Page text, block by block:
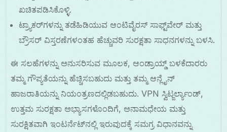
ಖಚಿತಪಡಿಸಿಕೊಳ್ಳಿ.
ಟ್ರ್ಯಾಕರ್‌ಗಳನ್ನು ತಡೆಹಿಡಿಯುವ ಆಂಟಿವೈರಸ್ ಸಾಫ್ಟ್‌ವೇರ್ ಮತ್ತು
ಬ್ರೌಸರ್ ವಿಸ್ತರಣೆಗಳಂತಹ ಹೆಚ್ಚುವರಿ ಸುರಕ್ಷತಾ ಸಾಧನಗಳನ್ನು ಬಳಸಿ.
ಈ ಸಲಹೆಗಳನ್ನು ಅನುಸರಿಸುವ ಮೂಲಕ, ಆಂಡ್ರಾಯ್ಡ್ ಬಳಕೆದಾರರು
ತಮ್ಮ ಗೌಪ್ಯತೆಯನ್ನು ಹೆಚ್ಚಿಸಬಹುದು ಮತ್ತು ತಮ್ಮ ಆನ್ಲೈನ್
ಹಾಜರಾತಿಯನ್ನು ನಿಯಂತ್ರಣದಲ್ಲಿಡಬಹುದು. VPN ಸ್ವಿಟ್ಜರ್ಲ್ಯಾಂಡ್,
ಉತ್ತಮ ಸುರಕ್ಷತಾ ಅಭ್ಯಾಸಗಳೊಂದಿಗೆ, ಅನಾಮಧೇಯ ಮತ್ತು
ಸುರಕ್ಷಿತವಾಗಿ ಇಂಟರ್ನೆಟ್‌ನಲ್ಲಿ ಇರುವುದಕ್ಕೆ ಸಮಗ್ರ ವಿಧಾನವನ್ನು